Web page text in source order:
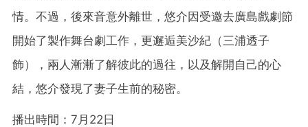
情。不過，後來音意外離世，悠介因受邀去廣島戲劇節
開始了製作舞台劇工作，更邂逅美沙紀（三浦透子
飾），兩人漸漸了解彼此的過往，以及解開自己的心
結，悠介發現了妻子生前的秘密。
播出時間：7月22日